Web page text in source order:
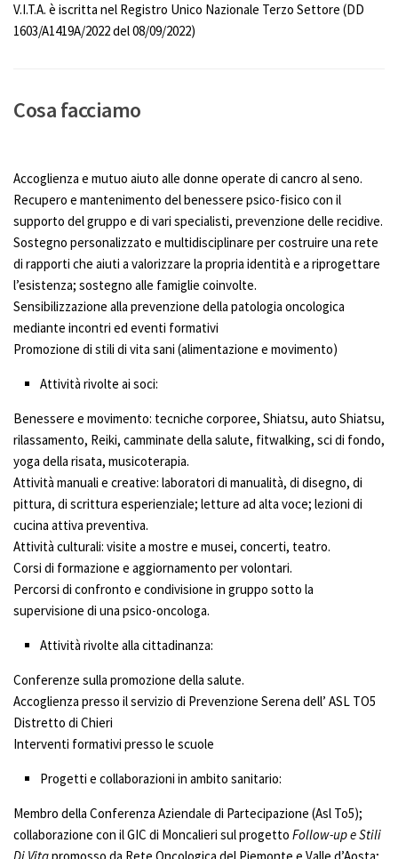
V.I.T.A. è iscritta nel Registro Unico Nazionale Terzo Settore (DD
1603/A1419A/2022 del 08/09/2022)
Cosa facciamo
Accoglienza e mutuo aiuto alle donne operate di cancro al seno.
Recupero e mantenimento del benessere psico-fisico con il
supporto del gruppo e di vari specialisti, prevenzione delle recidive.
Sostegno personalizzato e multidisciplinare per costruire una rete
di rapporti che aiuti a valorizzare la propria identità e a riprogettare
l’esistenza; sostegno alle famiglie coinvolte.
Sensibilizzazione alla prevenzione della patologia oncologica
mediante incontri ed eventi formativi
Promozione di stili di vita sani (alimentazione e movimento)
Attività rivolte ai soci:
Benessere e movimento: tecniche corporee, Shiatsu, auto Shiatsu,
rilassamento, Reiki, camminate della salute, fitwalking, sci di fondo,
yoga della risata, musicoterapia.
Attività manuali e creative: laboratori di manualità, di disegno, di
pittura, di scrittura esperienziale; letture ad alta voce; lezioni di
cucina attiva preventiva.
Attività culturali: visite a mostre e musei, concerti, teatro.
Corsi di formazione e aggiornamento per volontari.
Percorsi di confronto e condivisione in gruppo sotto la
supervisione di una psico-oncologa.
Attività rivolte alla cittadinanza:
Conferenze sulla promozione della salute.
Accoglienza presso il servizio di Prevenzione Serena dell’ ASL TO5
Distretto di Chieri
Interventi formativi presso le scuole
Progetti e collaborazioni in ambito sanitario:
Membro della Conferenza Aziendale di Partecipazione (Asl To5);
collaborazione con il GIC di Moncalieri sul progetto Follow-up e Stili